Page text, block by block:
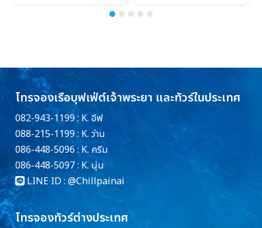
โทรจองเรือบุฟเฟ่ต์เจ้าพระยา และทัวร์ในประเทศ
082-943-1199 : K. อีฟ
088-215-1199 : K. ว่าน
086-448-5096 : K. ครีม
086-448-5097 : K. นุ่น
LINE ID : @Chillpainai
โทรจองทัวร์ต่างประเทศ